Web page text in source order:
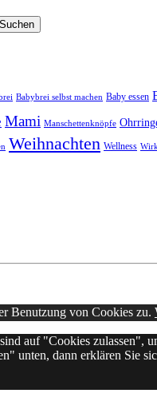
Babybrei selbst machen Baby essen
Mami Manschettenknöpfe
Weihnachten Wellness
Benutzung von Cookies zu.
auf "Cookies zulassen",
unten, dann erklären Sie